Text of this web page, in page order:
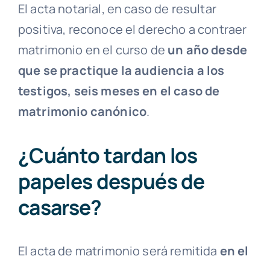
El acta notarial, en caso de resultar
positiva, reconoce el derecho a contraer
matrimonio en el curso de un año desde
que se practique la audiencia a los
testigos, seis meses en el caso de
matrimonio canónico.
¿Cuánto tardan los
papeles después de
casarse?
El acta de matrimonio será remitida en el